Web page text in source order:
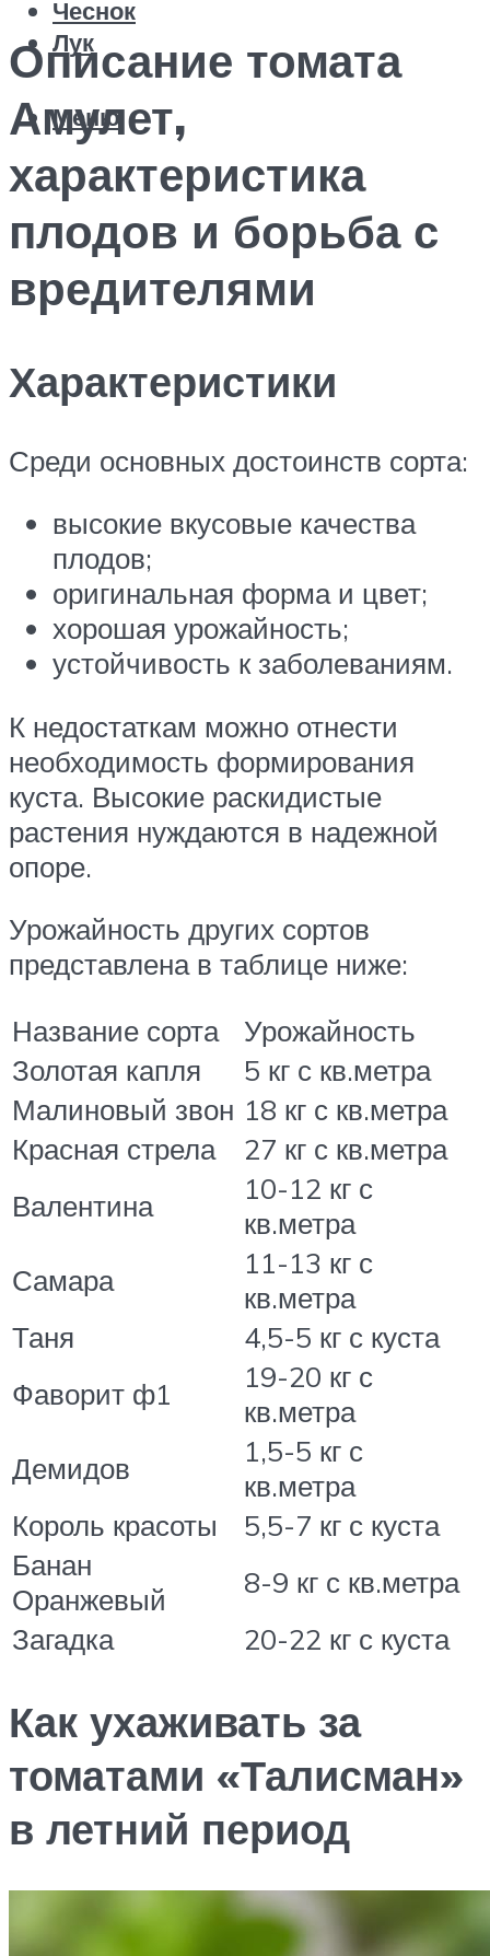
Чеснок
Лук
Меню
Описание томата
Амулет,
характеристика
плодов и борьба с
вредителями
Характеристики
Среди основных достоинств сорта:
высокие вкусовые качества
плодов;
оригинальная форма и цвет;
хорошая урожайность;
устойчивость к заболеваниям.
К недостаткам можно отнести
необходимость формирования
куста. Высокие раскидистые
растения нуждаются в надежной
опоре.
Урожайность других сортов
представлена в таблице ниже:
Название сорта
Урожайность
Золотая капля
5 кг с кв.метра
Малиновый звон 18 кг с кв.метра
Красная стрела
27 кг с кв.метра
Валентина
10-12 кг с
кв.метра
Самара
11-13 кг с
кв.метра
Таня
4,5-5 кг с куста
Фаворит ф1
19-20 кг с
кв.метра
Демидов
1,5-5 кг с
кв.метра
Король красоты
5,5-7 кг с куста
Банан
Оранжевый
8-9 кг с кв.метра
Загадка
20-22 кг с куста
Как ухаживать за
томатами «Талисман»
в летний период